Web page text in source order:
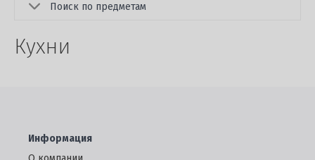
Поиск по предметам
Кухни
Информация